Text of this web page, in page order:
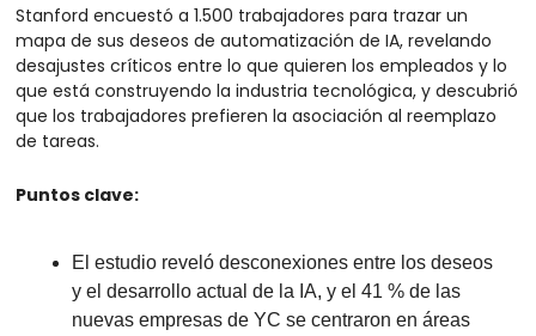
Stanford encuestó a 1.500 trabajadores para trazar un
mapa de sus deseos de automatización de IA, revelando
desajustes críticos entre lo que quieren los empleados y lo
que está construyendo la industria tecnológica, y descubrió
que los trabajadores prefieren la asociación al reemplazo
de tareas.
Puntos clave:
El estudio reveló desconexiones entre los deseos
y el desarrollo actual de la IA, y el 41 % de las
nuevas empresas de YC se centraron en áreas